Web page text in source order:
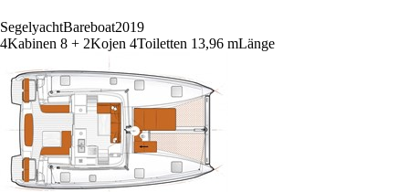
SegelyachtBareboat2019
4Kabinen 8 + 2Kojen 4Toiletten 13,96 mLänge